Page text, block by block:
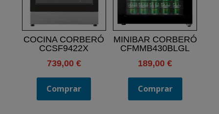
COCINA CORBERÓ
CCSF9422X
739,00 €
Comprar
MINIBAR CORBERÓ
CFMMB430BLGL
189,00€
Comprar